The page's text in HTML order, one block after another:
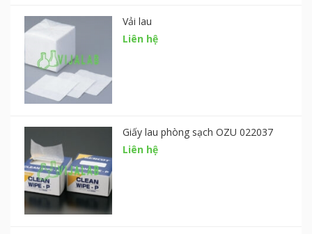
Vải lau
Liên hệ
Giấy lau phòng sạch OZU 022037
Liên hệ